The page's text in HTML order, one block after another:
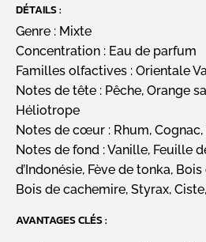
DÉTAILS :
Genre : Mixte
Concentration : Eau de parfum
Familles olfactives : Orientale
Notes de tête : Pêche, Orange
Héliotrope
Notes de cœur : Rhum,
Notes de fond :Vanille, Feuille
d’Indonésie, Fève de tonka,
Bois de cachemire, Styrax,
AVANTAGES CLÉS :